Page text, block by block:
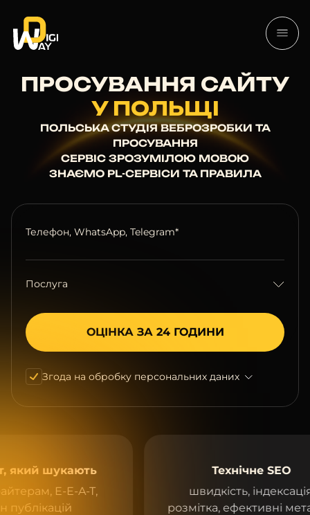
ПРОСУВАННЯ САЙТУ
У ПОЛЬЩІ
ПОЛЬСЬКА СТУДІЯ ВЕБРОЗРОБКИ ТА
ПРОСУВАННЯ
СЕРВІС ЗРОЗУМІЛОЮ МОВОЮ
ЗНАЄМО PL-СЕРВІСИ ТА ПРАВИЛА
Телефон, WhatsApp, Telegram*
Послуга
Згода на обробку персональних даних
шукають
E-E-A-T,
Технічне SEO
швидкість, індексація,
розмітка, ефективні метадані